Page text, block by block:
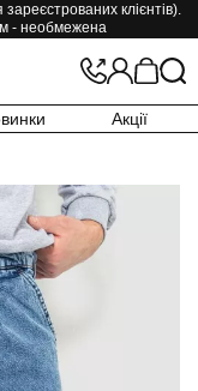
клієнтів).
- необмежена
Акції